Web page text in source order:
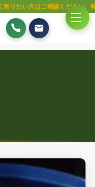
ご相談ください。軽自動車